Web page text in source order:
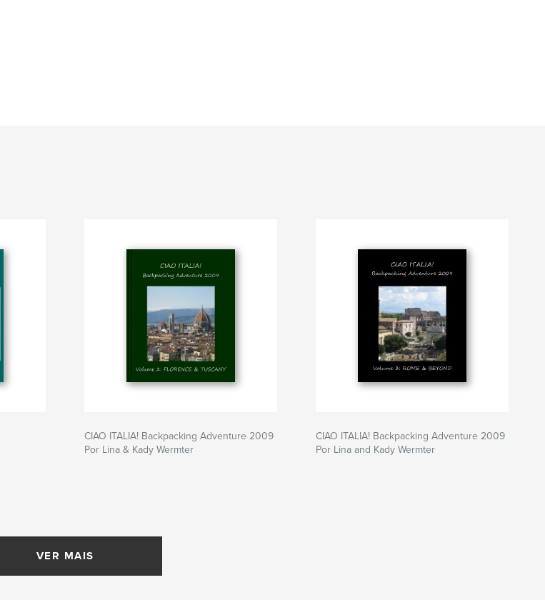
CIAO ITALIA! Backpacking Adventure 2009
Por Lina & Kady Wermter
CIAO ITALIA! Backpacking Adventure 2009
Por Lina and Kady Wermter
VER MAIS